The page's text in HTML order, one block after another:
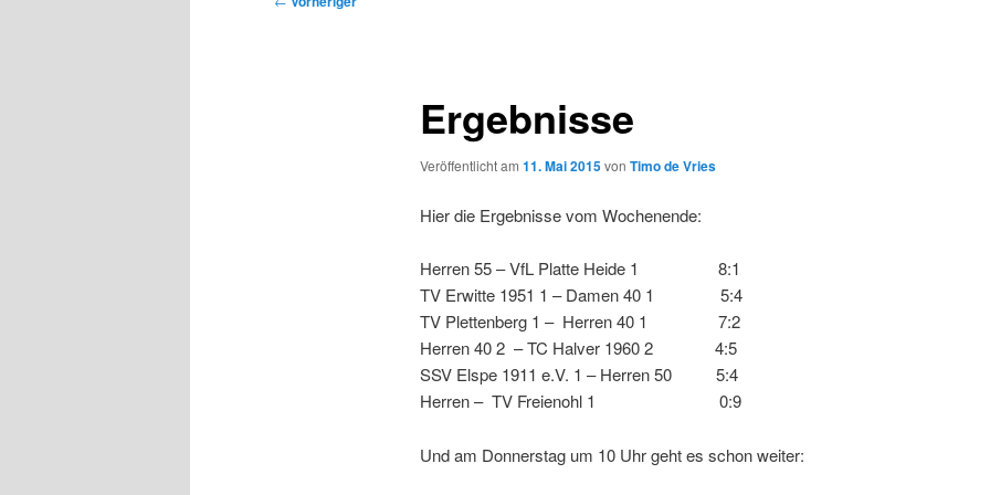
Ergebnisse
Veröffentlicht am 11. Mai 2015von Timo de Vries
Hier die Ergebnisse vom Wochenende:
Herren 55 – VfL Platte Heide 1 8:1
TV Erwitte 1951 1 – Damen 40 1 5:4
TV Plettenberg 1 – Herren 40 1 7:2
Herren 40 2 – TC Halver 1960 2 4:5
SSV Elspe 1911 e.V. 1 – Herren 50 5:4
Herren – TV Freienohl 1 0:9
Und am Donnerstag um 10 Uhr geht es schon weiter: